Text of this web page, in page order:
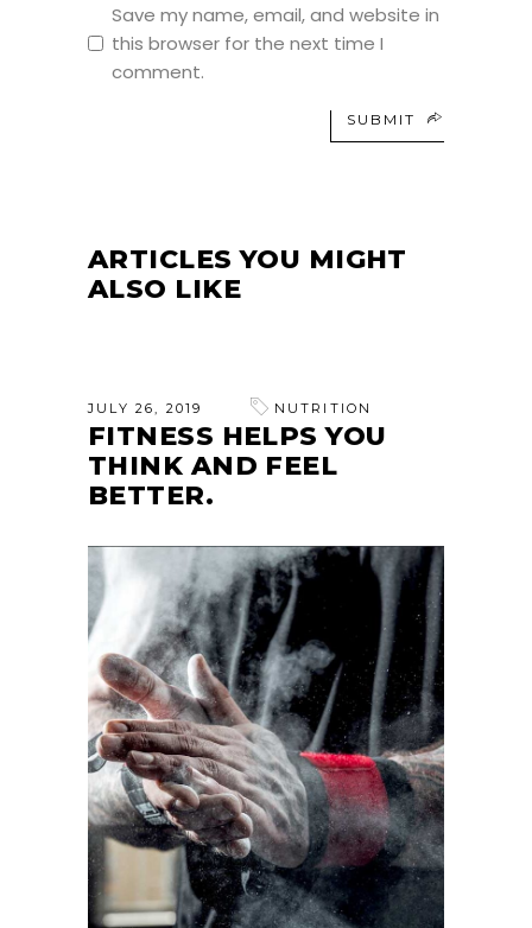
Save my name, email, and website in
this browser for the next time I
comment.
SUBMIT
ARTICLES YOU MIGHT
ALSO LIKE
JULY 26, 2019 NUTRITION
FITNESS HELPS YOU
THINK AND FEEL
BETTER.